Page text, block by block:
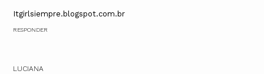
Itgirlsiempre.blogspot.com.br
RESPONDER
LUCIANA